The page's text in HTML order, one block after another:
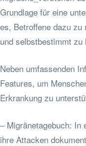
Grundlage für eine
es, Betroffene dazu
und selbstbestimmt zu
Neben umfassenden
Features, um
Erkrankung zu
– Migränetagebuch: In
ihre Attacken